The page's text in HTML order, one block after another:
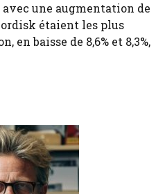
avec une augmentation de
étaient les plus
en baisse de 8,6% et 8,3%,